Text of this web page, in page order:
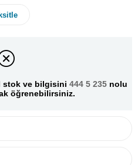
stok ve bilgisini 444 5 235 nolu
öğrenebilirsiniz.